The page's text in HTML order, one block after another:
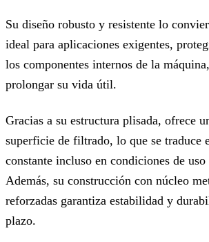
Su diseño robusto y resistente lo
ideal para aplicaciones exigentes,
los componentes internos de la
prolongar su vida útil.
Gracias a su estructura plisada, ofrece
superficie de filtrado, lo que se traduce
constante incluso en condiciones de
Además, su construcción con núcleo
reforzadas garantiza estabilidad y
plazo.